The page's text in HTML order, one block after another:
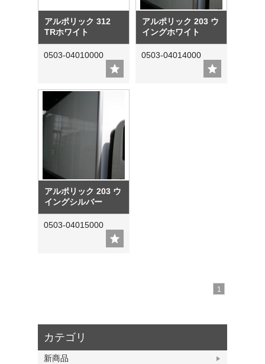
カテゴリ
新商品
アルポリック 312
TRホワイト
0503-04010000
アルポリック 203 ウ
イングホワイト
0503-04014000
アルポリック 203 ウ
イングシルバー
0503-04015000
1